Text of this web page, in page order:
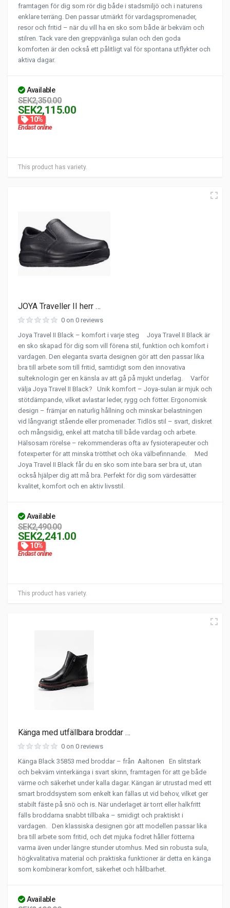
This product has variety.
framtagen för dig som rör dig både i stadsmiljö och i naturens
enklare terräng. Den passar utmärkt för vardagspromenader,
resor och fritid – när du vill ha en sko som både är bekväm och
stilren. Tack vare den greppvänliga sulan och den goda
komforten är den också ett pålitligt val för spontana utflykter och
aktiva dagar.
Available
SEK2,350.00
SEK2,115.00
10%
Endast online
This product has variety.
JOYA Traveller II herr …
0 on 0 reviews
Joya Travel II Black – komfort i varje steg Joya Travel II Black är
en sko skapad för dig som vill förena stil, funktion och komfort i
vardagen. Den eleganta svarta designen gör att den passar lika
bra till arbete som till fritid, samtidigt som den innovativa
sulteknologin ger en känsla av att gå på mjukt underlag. Varför
välja Joya Travel II Black? Unik komfort – Joya-sulan är mjuk och
stötdämpande, vilket avlastar leder, rygg och fötter. Ergonomisk
design – främjar en naturlig hållning och minskar belastningen
vid långvarigt stående eller promenader. Tidlös stil – svart, diskret
och mångsidig, enkel att matcha till både vardag och arbete.
Hälsosam rörelse – rekommenderas ofta av fysioterapeuter och
fotexperter för att minska trötthet och öka välbefinnande. Med
Joya Travel II Black får du en sko som inte bara ser bra ut, utan
också hjälper dig att må bra. Perfekt för dig som värdesätter
kvalitet, komfort och en aktiv livsstil.
Available
SEK2,490.00
SEK2,241.00
10%
Endast online
Känga med utfällbara broddar …
0 on 0 reviews
Känga Black 35853 med broddar – från Aaltonen En slitstark
och bekväm vinterkänga i svart skinn, framtagen för att ge både
värme och säkerhet under kalla dagar. Kängan är utrustad med ett
smart broddsystem som enkelt kan fällas ut vid behov, vilket ger
stabilt fäste på snö och is. När underlaget är torrt eller halkfritt
fälls broddarna snabbt tillbaka – smidigt och praktiskt i
vardagen. Den klassiska designen gör att modellen passar lika
bra till arbete som fritid, och det mjuka fodret håller fötterna
varma även under längre stunder utomhus. Med sin robusta sula,
högkvalitativa material och praktiska funktioner är detta en känga
som kombinerar komfort, säkerhet och hållbarhet.
Available